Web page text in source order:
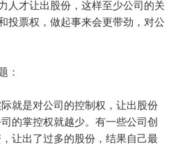
人才让出股份，这样至少公司的关
投票权，做起事来会更带劲，对公
：
就是对公司的控制权，让出股份
的掌控权就越少。有一些公司创
让出了过多的股份，结果自己最